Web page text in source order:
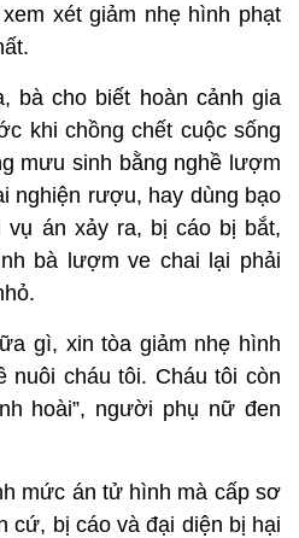
xét giảm nhẹ hình phạt
bà cho biết hoàn cảnh gia
khi chồng chết cuộc sống
mưu sinh bằng nghề lượm
nghiện rượu, hay dùng bạo
án xảy ra, bị cáo bị bắt,
bà lượm ve chai lại phải
gì, xin tòa giảm nhẹ hình
nuôi cháu tôi. Cháu tôi còn
hoài”, người phụ nữ đen
mức án tử hình mà cấp sơ
cứ, bị cáo và đại diện bị hại